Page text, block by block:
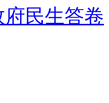
民生答卷